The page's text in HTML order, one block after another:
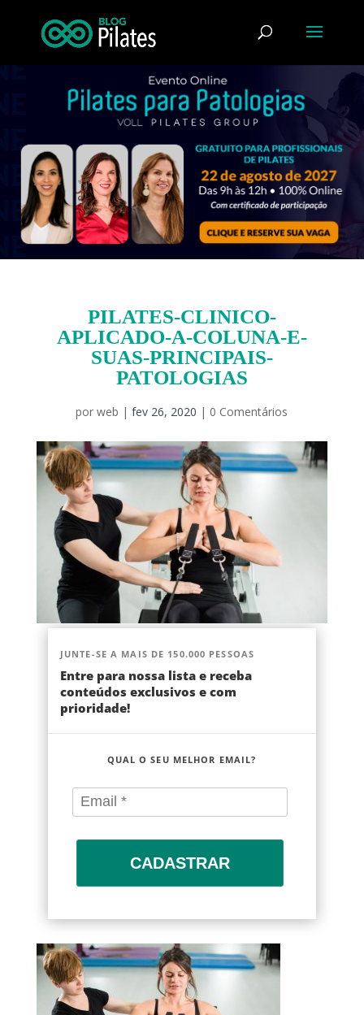
PILATES-CLINICO-
APLICADO-A-COLUNA-E-
SUAS-PRINCIPAIS-
PATOLOGIAS
porweb |fev 26, 2020 | 0 Comentários
JUNTE-SE A MAIS DE 150.000 PESSOAS
Entre para nossa lista e receba
conteúdos exclusivos e com
prioridade!
QUAL O SEU MELHOR EMAIL?
CADASTRAR